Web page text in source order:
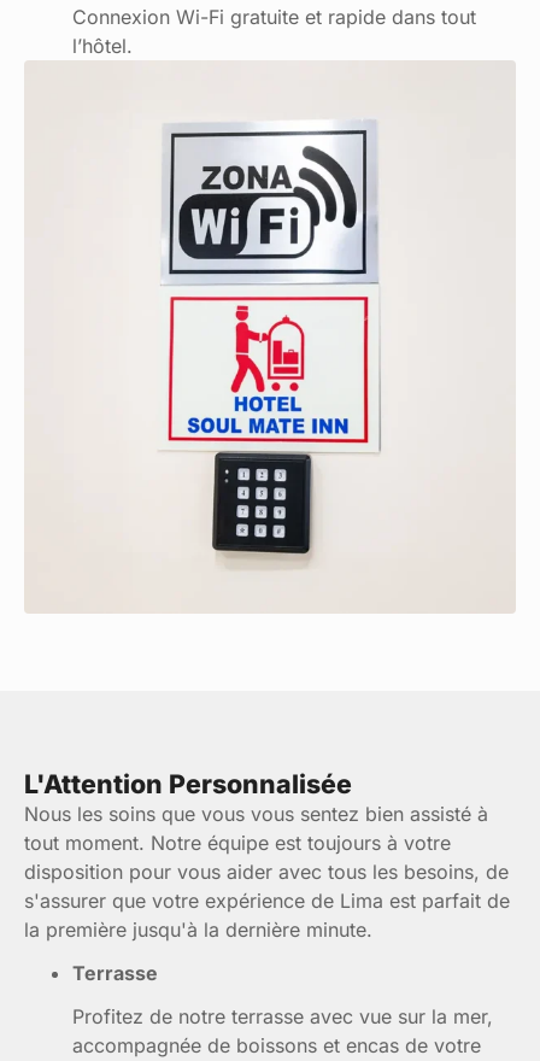
Connexion Wi-Fi gratuite et rapide dans tout
l’hôtel.
L'Attention Personnalisée
Nous les soins que vous vous sentez bien assisté à
tout moment. Notre équipe est toujours à votre
disposition pour vous aider avec tous les besoins, de
s'assurer que votre expérience de Lima est parfait de
la première jusqu'à la dernière minute.
Terrasse
Profitez de notre terrasse avec vue sur la mer,
accompagnée de boissons et encas de votre